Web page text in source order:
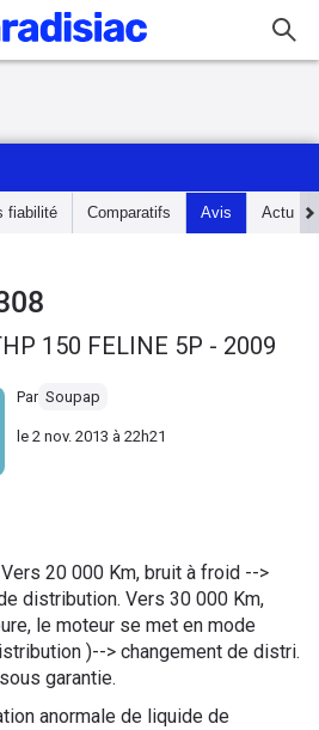
fiabilité Comparatifs Avis Actu
150 FELINE 5P - 2009
Par Soupap
le 2 nov. 2013 à 22h21
20 000 Km, bruit à froid -->
distribution. Vers 30 000 Km,
le moteur se met en mode
)--> changement de distri.
garantie.
anormale de liquide de